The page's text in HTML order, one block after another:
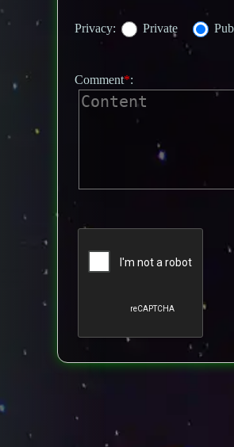
Privacy: Private
Comment*: